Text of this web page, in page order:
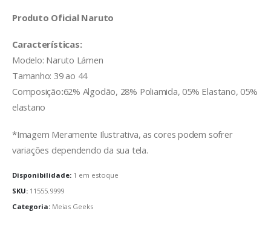
Produto Oficial Naruto
Características:
Modelo: Naruto Lámen
Tamanho: 39 ao 44
Composição:62% Algodão, 28% Poliamida, 05% Elastano, 05%
elastano
*Imagem Meramente Ilustrativa, as cores podem sofrer
variações dependendo da sua tela.
Disponibilidade: 1 em estoque
SKU: 11555.9999
Categoria: Meias Geeks